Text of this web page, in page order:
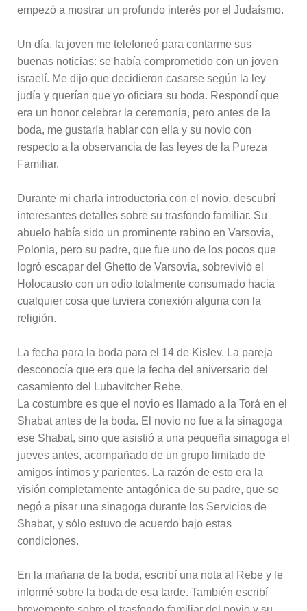
empezó a mostrar un profundo interés por el Judaísmo.
Un día, la joven me telefoneó para contarme sus
buenas noticias: se había comprometido con un joven
israelí. Me dijo que decidieron casarse según la ley
judía y querían que yo oficiara su boda. Respondí que
era un honor celebrar la ceremonia, pero antes de la
boda, me gustaría hablar con ella y su novio con
respecto a la observancia de las leyes de la Pureza
Familiar.
Durante mi charla introductoria con el novio, descubrí
interesantes detalles sobre su trasfondo familiar. Su
abuelo había sido un prominente rabino en Varsovia,
Polonia, pero su padre, que fue uno de los pocos que
logró escapar del Ghetto de Varsovia, sobrevivió el
Holocausto con un odio totalmente consumado hacia
cualquier cosa que tuviera conexión alguna con la
religión.
La fecha para la boda para el 14 de Kislev. La pareja
desconocía que era que la fecha del aniversario del
casamiento del Lubavitcher Rebe.
La costumbre es que el novio es llamado a la Torá en el
Shabat antes de la boda. El novio no fue a la sinagoga
ese Shabat, sino que asistió a una pequeña sinagoga el
jueves antes, acompañado de un grupo limitado de
amigos íntimos y parientes. La razón de esto era la
visión completamente antagónica de su padre, que se
negó a pisar una sinagoga durante los Servicios de
Shabat, y sólo estuvo de acuerdo bajo estas
condiciones.
En la mañana de la boda, escribí una nota al Rebe y le
informé sobre la boda de esa tarde. También escribí